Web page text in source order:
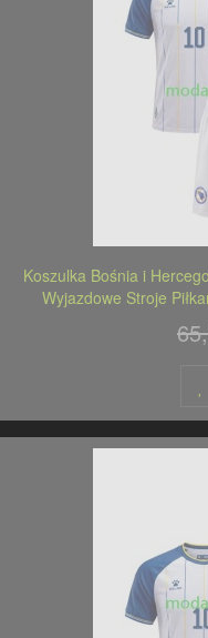
Koszulka Bośnia i
Wyjazdowe Stroje